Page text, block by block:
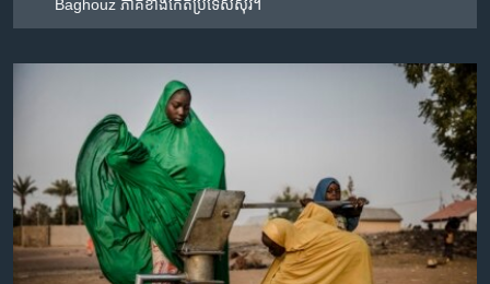
Baghouz ភាគខាងកើត​ប្រទេស​ស៊ីរី។